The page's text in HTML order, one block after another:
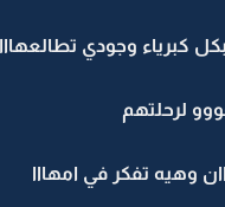
كبرياء وجودي
لرحلتهم
وهيه تفكر في امهااا